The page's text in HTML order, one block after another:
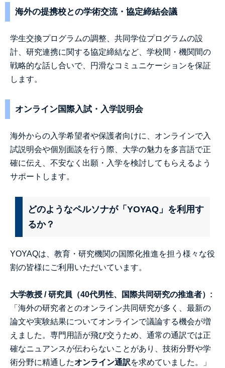
海外の提携校との学術交流・協定締結会議
学生交換プログラムの調整、共同学位プログラムの設
計、研究連携に関する協定締結など、学校間・機関間の
戦略的な話し合いで、円滑なコミュニケーションを保証
します。
オンライン国際入試・入学説明会
海外からの入学希望者や保護者向けに、オンラインで入
試説明会や個別面談を行う際、大学の魅力を多言語で正
確に伝え、不安なく出願・入学を検討してもらえるよう
サポートします。
どのようなペルソナが「YOYAQ」を利用す
るか？
YOYAQは、教育・研究機関の国際化推進を担う様々な役
割の皆様にご利用いただいています。
大学教授 / 研究員（40代男性、国際共同研究の推進者）:
「海外の研究者とのオンライン共同研究が多く、最新の
論文や実験結果についてオンラインで議論する機会が増
えました。専門用語が飛び交うため、通常の通訳では正
確なニュアンスが伝わらないことがあり、技術分野や学
術分野に精通したオンライン通訳を求めていました。」